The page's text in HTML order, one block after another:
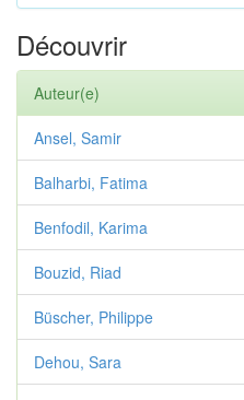
Découvrir
Auteur(e)
Ansel, Samir
Balharbi, Fatima
Benfodil, Karima
Bouzid, Riad
Büscher, Philippe
Dehou, Sara